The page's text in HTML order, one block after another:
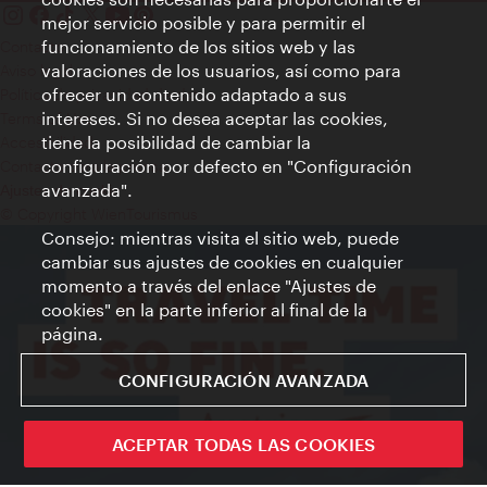
Contacto
Aviso legal
Política de privacidad de datos
Terms of Use
Accesibilidad
Contacto para la prensa
Ajustes de cookie
mejor servicio posible y para permitir el
funcionamiento de los sitios web y las
valoraciones de los usuarios, así como para
ofrecer un contenido adaptado a sus
intereses. Si no desea aceptar las cookies,
tiene la posibilidad de cambiar la
configuración por defecto en "Configuración
avanzada".
Consejo: mientras visita el sitio web, puede
cambiar sus ajustes de cookies en cualquier
momento a través del enlace "Ajustes de
cookies" en la parte inferior al final de la
página.
CONFIGURACIÓN AVANZADA
ACEPTAR TODAS LAS COOKIES